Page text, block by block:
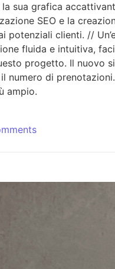
sua grafica
SEO e la
potenziali clienti. //
fluida e intuitiva,
progetto. Il nuovo
numero di
ampio.